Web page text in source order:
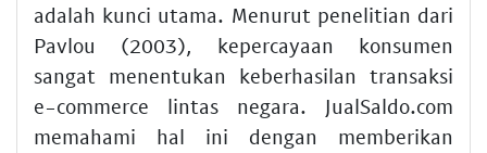
adalah kunci utama. Menurut penelitian dari
Pavlou (2003), kepercayaan konsumen
sangat menentukan keberhasilan transaksi
e-commerce lintas negara. JualSaldo.com
memahami hal ini dengan memberikan